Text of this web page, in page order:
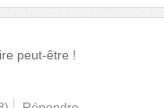
peut-être !